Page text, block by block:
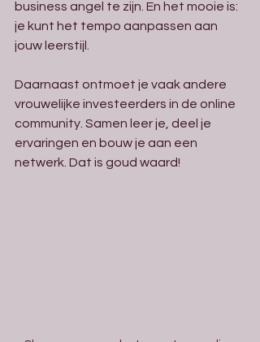
business angel te zijn. En het mooie is:
je kunt het tempo aanpassen aan
jouw leerstijl.
Daarnaast ontmoet je vaak andere
vrouwelijke investeerders in de online
community. Samen leer je, deel je
ervaringen en bouw je aan een
netwerk. Dat is goud waard!